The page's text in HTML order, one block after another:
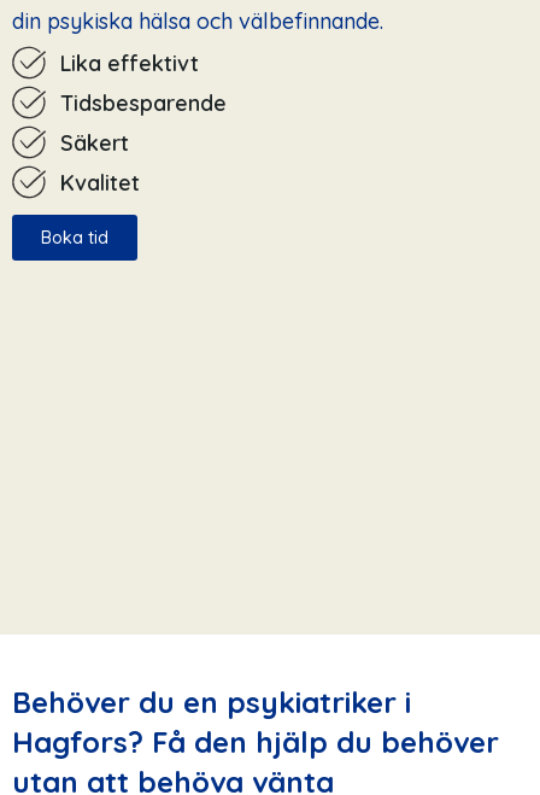
din psykiska hälsa och välbefinnande.
Lika effektivt
Tidsbesparende
Säkert
Kvalitet
Boka tid
Behöver du en psykiatriker i
Hagfors? Få den hjälp du behöver
utan att behöva vänta